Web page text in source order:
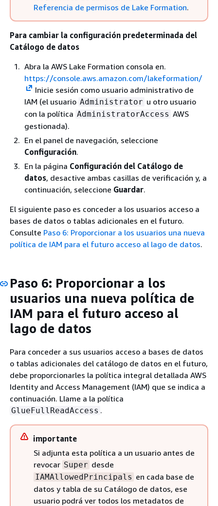
Referencia de permisos de Lake Formation.
Para cambiar la configuración predeterminada del
Catálogo de datos
Abra la AWS Lake Formation consola en.
https://console.aws.amazon.com/lakeformation/
Inicie sesión como usuario administrativo de
IAM (el usuario Administrator u otro usuario
con la política AdministratorAccess AWS
gestionada).
En el panel de navegación, seleccione
Configuración.
En la página Configuración del Catálogo de
datos, desactive ambas casillas de verificación y, a
continuación, seleccione Guardar.
El siguiente paso es conceder a los usuarios acceso a
bases de datos o tablas adicionales en el futuro.
Consulte Paso 6: Proporcionar a los usuarios una nueva
política de IAM para el futuro acceso al lago de datos.
Paso 6: Proporcionar a los
usuarios una nueva política de
IAM para el futuro acceso al
lago de datos
Para conceder a sus usuarios acceso a bases de datos
o tablas adicionales del catálogo de datos en el futuro,
debe proporcionarles la política integral detallada AWS
Identity and Access Management (IAM) que se indica a
continuación. Llame a la política
GlueFullReadAccess .
importante
Si adjunta esta política a un usuario antes de
revocar Super desde
IAMAllowedPrincipals en cada base de
datos y tabla de su Catálogo de datos, ese
usuario podrá ver todos los metadatos de